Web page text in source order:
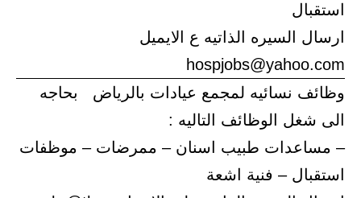
استقبال
ارسال السيره الذاتيه ع الايميل
hospjobs@yahoo.com
وظائف نسائيه لمجمع عيادات بالرياض بحاجه
الى شغل الوظائف التاليه :
– مساعدات طبيب اسنان – ممرضات – موظفات
استقبال – فنية اشعة